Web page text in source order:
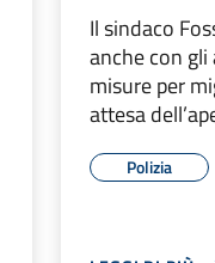
Il sindaco
anche con
misure per
attesa
Polizia